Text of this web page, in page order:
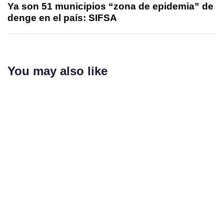
Ya son 51 municipios “zona de epidemia” de
denge en el país: SIFSA
You may also like